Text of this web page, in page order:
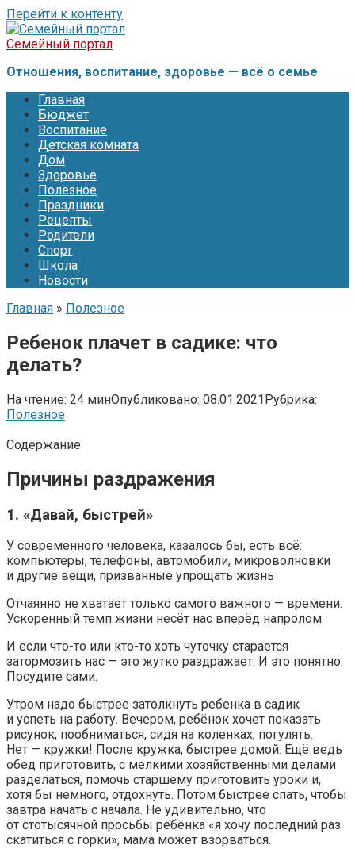
Перейти к контенту
Семейный портал
Отношения, воспитание, здоровье — всё о семье
Главная
Бюджет
Воспитание
Детская комната
Дом
Здоровье
Полезное
Праздники
Рецепты
Родители
Спорт
Школа
Новости
Главная » Полезное
Ребенок плачет в садике: что
делать?
На чтение: 24 минОпубликовано: 08.01.2021Рубрика:
Полезное
Содержание
Причины раздражения
1. «Давай, быстрей»
У современного человека, казалось бы, есть всё:
компьютеры, телефоны, автомобили, микроволновки
и другие вещи, призванные упрощать жизнь
Отчаянно не хватает только самого важного — времени.
Ускоренный темп жизни несёт нас вперёд напролом
И если что-то или кто-то хоть чуточку старается
затормозить нас — это жутко раздражает. И это понятно.
Посудите сами.
Утром надо быстрее затолкнуть ребенка в садик
и успеть на работу. Вечером, ребёнок хочет показать
рисунок, пообниматься, сидя на коленках, погулять.
Нет — кружки! После кружка, быстрее домой. Ещё ведь
обед приготовить, с мелкими хозяйственными делами
разделаться, помочь старшему приготовить уроки и,
хотя бы немного, отдохнуть. Потом быстрее спать, чтобы
завтра начать с начала. Не удивительно, что
от стотысячной просьбы ребёнка «я хочу последний раз
скатиться с горки», мама может взорваться.